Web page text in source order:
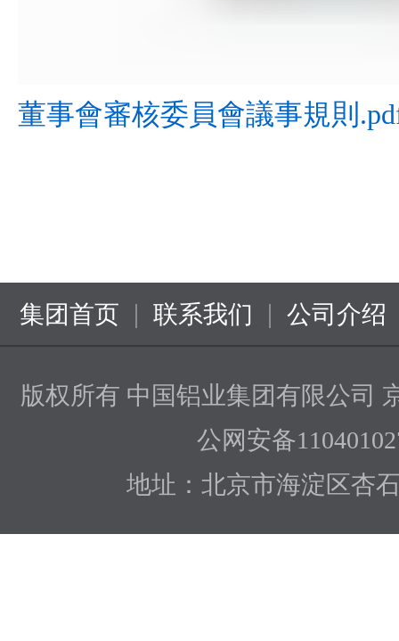
董事會審核委員會議事規則
集团首页 | 联系我们 | 公司介绍
版权所有 中国铝业集团有限公司
公网安备
地址：北京市海淀区杏